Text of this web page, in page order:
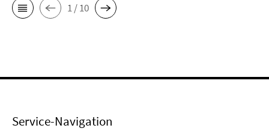
1 / 10
Service-Navigation